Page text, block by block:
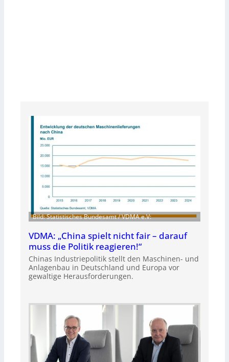
Bild: Statistisches Bundesamt / VDMA e.V:
VDMA: „China spielt nicht fair – darauf
muss die Politik reagieren!“
Chinas Industriepolitik stellt den Maschinen- und
Anlagenbau in Deutschland und Europa vor
gewaltige Herausforderungen.